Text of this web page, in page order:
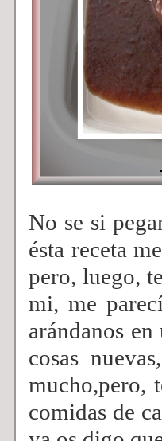
No se si
ésta receta
pero, luego,
mi, me
arándanos
cosas
mucho,pero,
comidas de